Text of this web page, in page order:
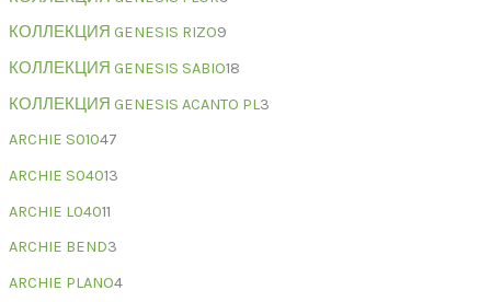
КОЛЛЕКЦИЯ GENESIS RIZO9
КОЛЛЕКЦИЯ GENESIS SABIO18
КОЛЛЕКЦИЯ GENESIS ACANTO PL3
ARCHIE S01047
ARCHIE S04013
ARCHIE L04011
ARCHIE BEND3
ARCHIE PLANO4